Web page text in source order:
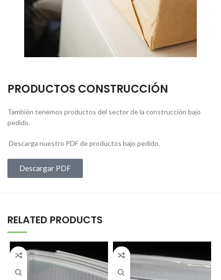
PRODUCTOS CONSTRUCCIÓN
También tenemos productos del sector de la construcción bajo
pedido.
Descarga nuestro PDF de productos bajo pedido.
Descargar PDF
RELATED PRODUCTS